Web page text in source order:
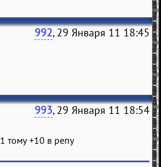
992, 29 Января 11 18:45
993, 29 Января 11 18:54
тому +10 в репу